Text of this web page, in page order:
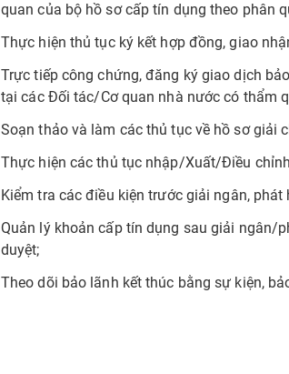
quan của bộ hồ sơ cấp tín dụng theo phân
Thực hiện thủ tục ký kết hợp đồng, giao
Trực tiếp công chứng, đăng ký giao dịch
tại các Đối tác/Cơ quan nhà nước có thẩm
Soạn thảo và làm các thủ tục về hồ sơ giải
Thực hiện các thủ tục nhập/Xuất/Điều
Kiểm tra các điều kiện trước giải ngân,
Quản lý khoản cấp tín dụng sau giải ngân/
duyệt;
Theo dõi bảo lãnh kết thúc bằng sự kiện,